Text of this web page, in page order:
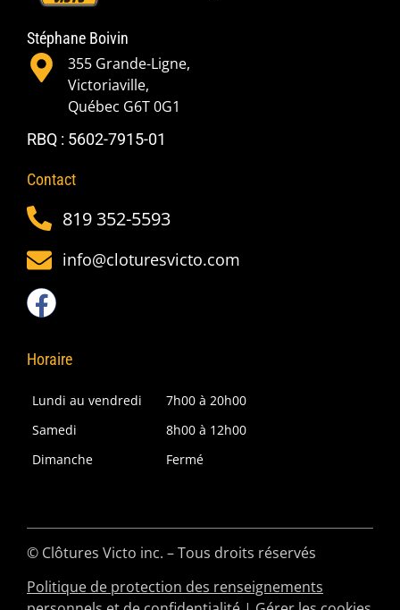
Stéphane Boivin
355 Grande-Ligne,
Victoriaville,
Québec G6T 0G1
RBQ : 5602-7915-01
Contact
819 352-5593
info@cloturesvicto.com
Horaire
Lundi au vendredi
7h00 à 20h00
Samedi
8h00 à 12h00
Dimanche
Fermé
© Clôtures Victo inc. – Tous droits réservés
Politique de protection des renseignements